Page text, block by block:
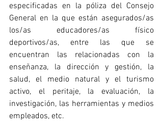
especificadas en la póliza del Consejo
General en la que están asegurados/as
los/as educadores/as físico
deportivos/as, entre las que se
encuentran las relacionadas con la
enseñanza, la dirección y gestión, la
salud, el medio natural y el turismo
activo, el peritaje, la evaluación, la
investigación, las herramientas y medios
empleados, etc.